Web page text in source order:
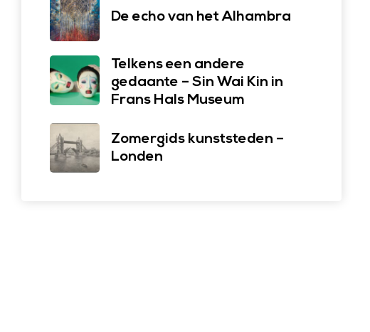
De echo van het Alhambra
Telkens een andere
gedaante – Sin Wai Kin in
Frans Hals Museum
Zomergids kunststeden –
Londen